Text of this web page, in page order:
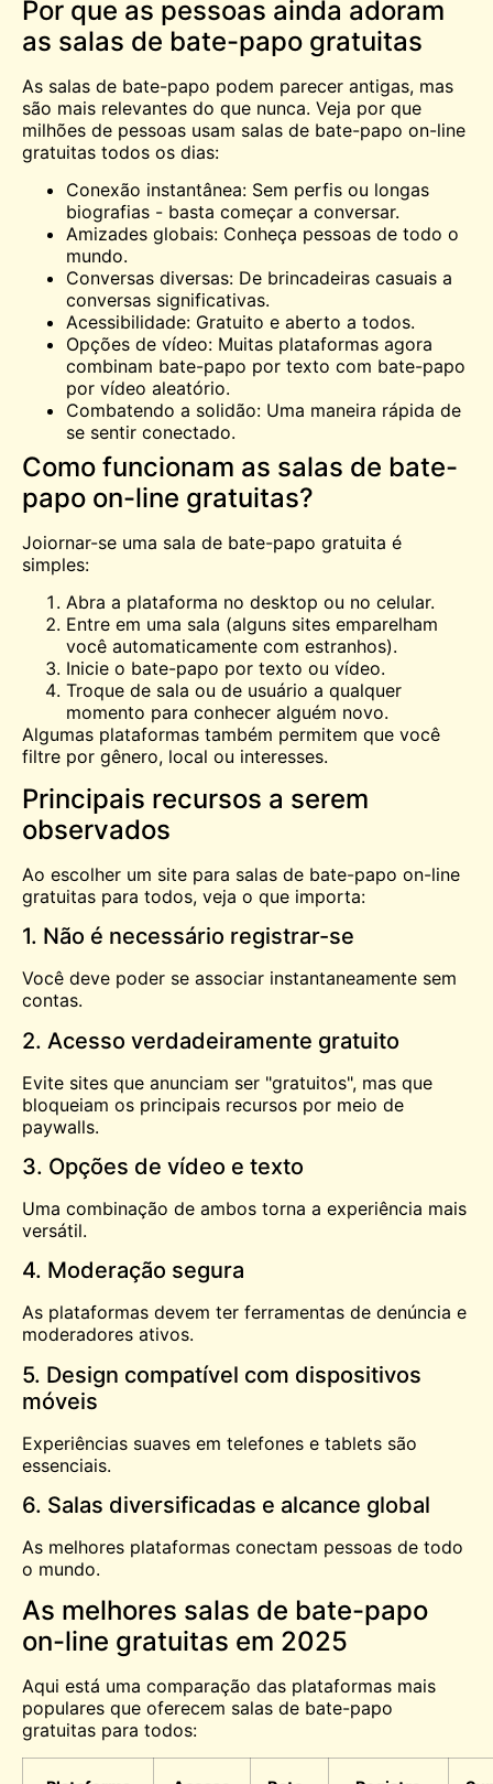
Por que as pessoas ainda adoram
as salas de bate-papo gratuitas
As salas de bate-papo podem parecer antigas, mas
são mais relevantes do que nunca. Veja por que
milhões de pessoas usam salas de bate-papo on-line
gratuitas todos os dias:
Conexão instantânea: Sem perfis ou longas
biografias - basta começar a conversar.
Amizades globais: Conheça pessoas de todo o
mundo.
Conversas diversas: De brincadeiras casuais a
conversas significativas.
Acessibilidade: Gratuito e aberto a todos.
Opções de vídeo: Muitas plataformas agora
combinam bate-papo por texto com bate-papo
por vídeo aleatório.
Combatendo a solidão: Uma maneira rápida de
se sentir conectado.
Como funcionam as salas de bate-
papo on-line gratuitas?
Joiornar-se uma sala de bate-papo gratuita é
simples:
Abra a plataforma no desktop ou no celular.
Entre em uma sala (alguns sites emparelham
você automaticamente com estranhos).
Inicie o bate-papo por texto ou vídeo.
Troque de sala ou de usuário a qualquer
momento para conhecer alguém novo.
Algumas plataformas também permitem que você
filtre por gênero, local ou interesses.
Principais recursos a serem
observados
Ao escolher um site para salas de bate-papo on-line
gratuitas para todos, veja o que importa:
1. Não é necessário registrar-se
Você deve poder se associar instantaneamente sem
contas.
2. Acesso verdadeiramente gratuito
Evite sites que anunciam ser "gratuitos", mas que
bloqueiam os principais recursos por meio de
paywalls.
3. Opções de vídeo e texto
Uma combinação de ambos torna a experiência mais
versátil.
4. Moderação segura
As plataformas devem ter ferramentas de denúncia e
moderadores ativos.
5. Design compatível com dispositivos
móveis
Experiências suaves em telefones e tablets são
essenciais.
6. Salas diversificadas e alcance global
As melhores plataformas conectam pessoas de todo
o mundo.
As melhores salas de bate-papo
on-line gratuitas em 2025
Aqui está uma comparação das plataformas mais
populares que oferecem salas de bate-papo
gratuitas para todos: